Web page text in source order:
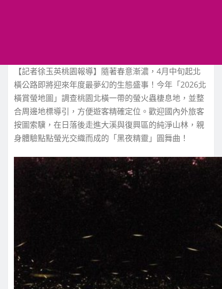
【記者徐玉英桃園報導】隨著春意漸濃，4月中旬起北
橫公路即將迎來年度最夢幻的生態盛事！今年「2026北
橫賞螢地圖」調查桃園北橫一帶的螢火蟲棲息地，並整
合周邊地標導引，方便遊客精確定位。歡迎國內外旅客
按圖索驥，在日落後走進大溪與復興區的純淨山林，親
身體驗點點螢光交織而成的「黑夜精靈」圓舞曲！